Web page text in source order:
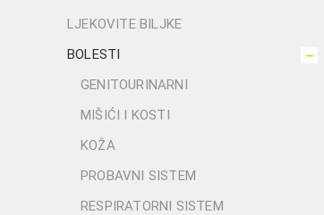
LJEKOVITE BILJKE
BOLESTI
GENITOURINARNI
MIŠIĆI I KOSTI
KOŽA
PROBAVNI SISTEM
RESPIRATORNI SISTEM